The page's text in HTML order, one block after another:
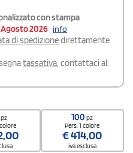
con stampa
Agosto 2026 info
di spedizionedirettamente
tassativa, contattaci al:
pz
100pz
Pers. 1 colore
€414,00
iva esclusa